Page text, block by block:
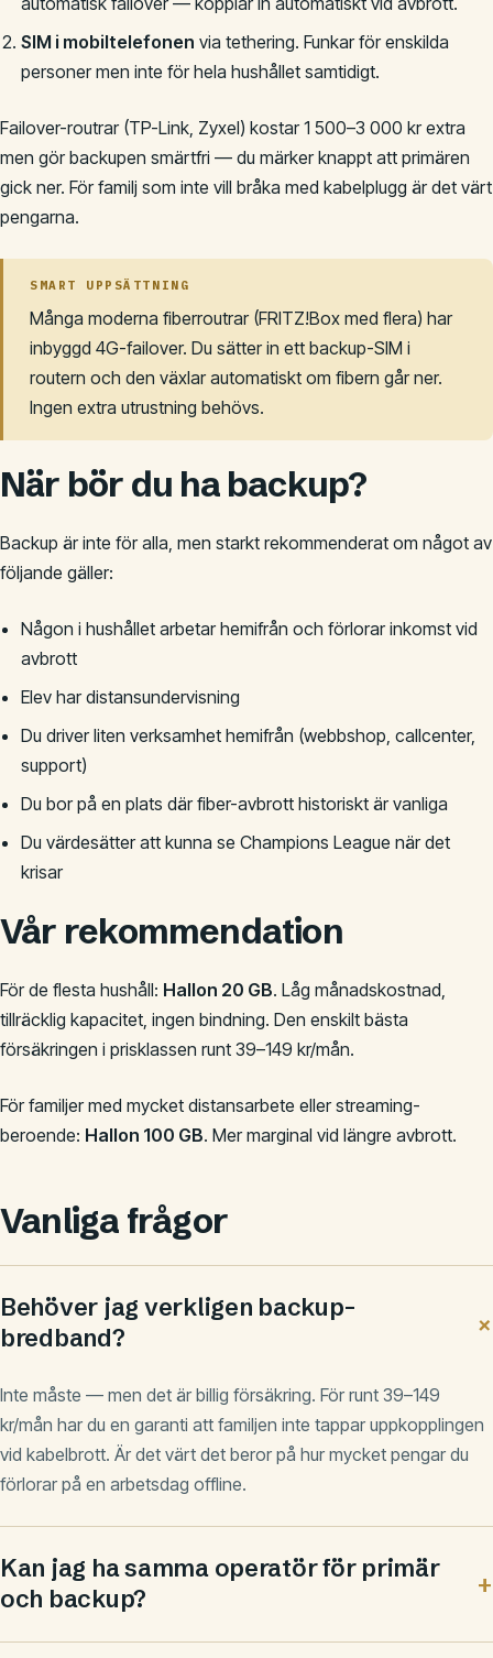
SIM i mobiltelefonen via tethering. Funkar för enskilda
personer men inte för hela hushållet samtidigt.
Failover-routrar (TP-Link, Zyxel) kostar 1 500–3 000 kr extra
men gör backupen smärtfri — du märker knappt att primären
gick ner. För familj som inte vill bråka med kabelplugg är det värt
pengarna.
SMART UPPSÄTTNING
Många moderna fiberroutrar (FRITZ!Box med flera) har
inbyggd 4G-failover. Du sätter in ett backup-SIM i
routern och den växlar automatiskt om fibern går ner.
Ingen extra utrustning behövs.
När bör du ha backup?
Backup är inte för alla, men starkt rekommenderat om något av
följande gäller:
Någon i hushållet arbetar hemifrån och förlorar inkomst vid
avbrott
Elev har distansundervisning
Du driver liten verksamhet hemifrån (webbshop, callcenter,
support)
Du bor på en plats där fiber-avbrott historiskt är vanliga
Du värdesätter att kunna se Champions League när det
krisar
Vår rekommendation
För de flesta hushåll: Hallon 20 GB. Låg månadskostnad,
tillräcklig kapacitet, ingen bindning. Den enskilt bästa
försäkringen i prisklassen runt 39–149 kr/mån.
För familjer med mycket distansarbete eller streaming-
beroende: Hallon 100 GB. Mer marginal vid längre avbrott.
Vanliga frågor
Behöver jag verkligen backup-
bredband?
Inte måste — men det är billig försäkring. För runt 39–149
kr/mån har du en garanti att familjen inte tappar uppkopplingen
vid kabelbrott. Är det värt det beror på hur mycket pengar du
förlorar på en arbetsdag offline.
Kan jag ha samma operatör för primär
och backup?